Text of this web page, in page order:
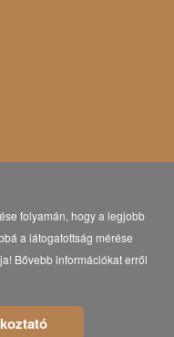
folyamán, hogy a legjobb
a látogatottság mérése
Bővebb információkat erről